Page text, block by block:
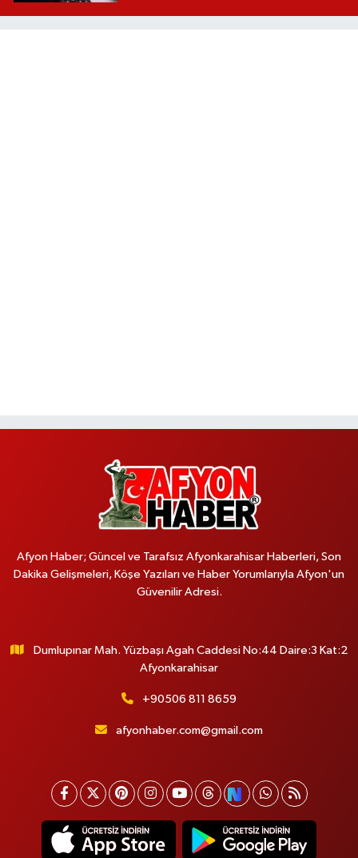
Afyon Haber; Güncel ve Tarafsız Afyonkarahisar Haberleri, Son
Dakika Gelişmeleri, Köşe Yazıları ve Haber Yorumlarıyla Afyon'un
Güvenilir Adresi.
Dumlupınar Mah. Yüzbaşı Agah Caddesi No:44 Daire:3 Kat:2
Afyonkarahisar
+90506 811 8659
afyonhaber.com@gmail.com